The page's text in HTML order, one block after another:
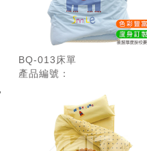
BQ-013床單
產品編號：